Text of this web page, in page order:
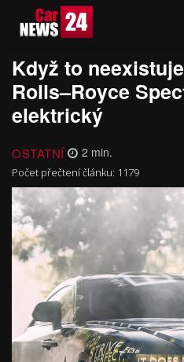
Když to
Rolls–Royce
elektrický
OSTATNÍ 2 min.
Počet přečtení článku: 1179